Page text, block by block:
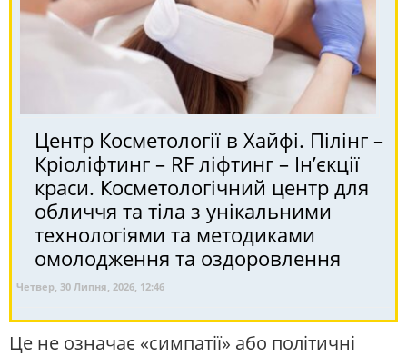
Центр Косметології в Хайфі. Пілінг –
Кріоліфтинг – RF ліфтинг – Ін’єкції
краси. Косметологічний центр для
обличчя та тіла з унікальними
технологіями та методиками
омолодження та оздоровлення
Четвер, 30 Липня, 2026, 12:46
Це не означає «симпатії» або політичні